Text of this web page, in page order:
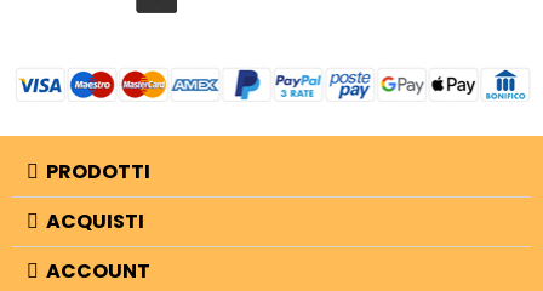
PRODOTTI
ACQUISTI
ACCOUNT